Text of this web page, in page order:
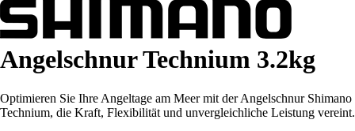
Angelschnur Technium 3.2kg
Optimieren Sie Ihre Angeltage am Meer mit der Angelschnur Shimano
Technium, die Kraft, Flexibilität und unvergleichliche Leistung vereint.